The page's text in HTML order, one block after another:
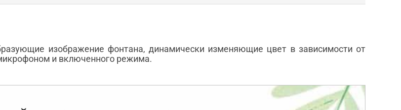
изображение фонтана, динамически изменяющие цвет в зависимости от
и включенного режима.